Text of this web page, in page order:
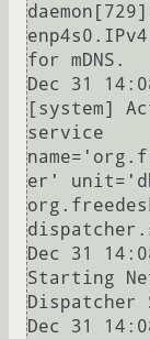
for mDNS.
Dec 31
[system]
service
er'
Dec 31
Starting
Dec 31